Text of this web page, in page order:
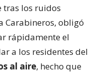
tras los ruidos
Carabineros, obligó
rápidamente el
a los residentes del
al aire, hecho que